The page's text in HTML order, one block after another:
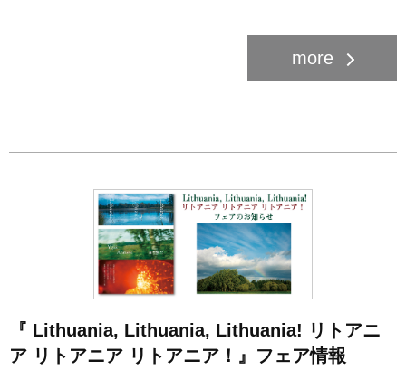
『 Lithuania, Lithuania, Lithuania! リトアニ
ア リトアニア リトアニア！』フェア情報